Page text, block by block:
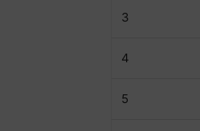
3
4
5